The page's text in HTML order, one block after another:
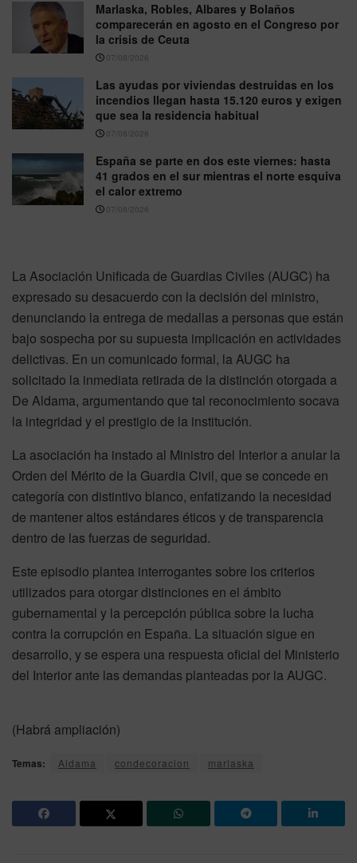
Marlaska, Robles, Albares y Bolaños
comparecerán en agosto en el Congreso por
la crisis de Ceuta
07/08/2026
Las ayudas por viviendas destruidas en los
incendios llegan hasta 15.120 euros y exigen
que sea la residencia habitual
07/08/2026
España se parte en dos este viernes: hasta
41 grados en el sur mientras el norte esquiva
el calor extremo
07/08/2026
La Asociación Unificada de Guardias Civiles (AUGC) ha
expresado su desacuerdo con la decisión del ministro,
denunciando la entrega de medallas a personas que están
bajo sospecha por su supuesta implicación en actividades
delictivas. En un comunicado formal, la AUGC ha
solicitado la inmediata retirada de la distinción otorgada a
De Aldama, argumentando que tal reconocimiento socava
la integridad y el prestigio de la institución.
La asociación ha instado al Ministro del Interior a anular la
Orden del Mérito de la Guardia Civil, que se concede en
categoría con distintivo blanco, enfatizando la necesidad
de mantener altos estándares éticos y de transparencia
dentro de las fuerzas de seguridad.
Este episodio plantea interrogantes sobre los criterios
utilizados para otorgar distinciones en el ámbito
gubernamental y la percepción pública sobre la lucha
contra la corrupción en España. La situación sigue en
desarrollo, y se espera una respuesta oficial del Ministerio
del Interior ante las demandas planteadas por la AUGC.
(Habrá ampliación)
Temas: Aldama condecoracion marlaska